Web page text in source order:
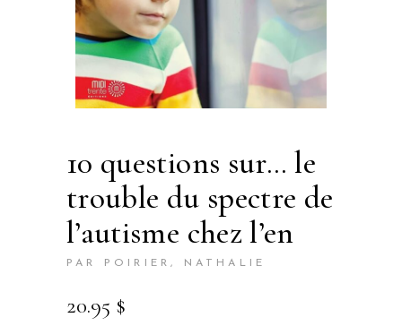
10 questions sur… le
trouble du spectre de
l’autisme chez l’en
PAR POIRIER, NATHALIE
20.95 $